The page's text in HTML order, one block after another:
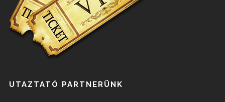
UTAZTATÓ PARTNERÜNK